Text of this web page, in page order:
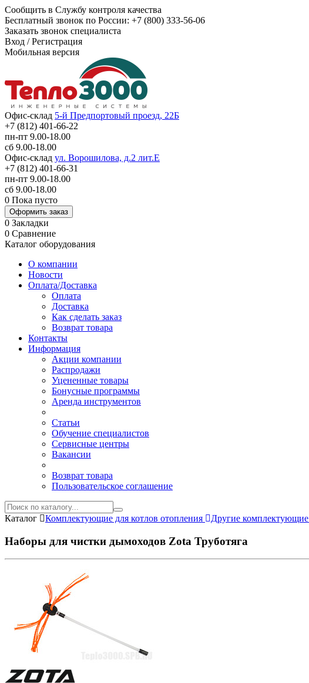
Сообщить в Службу контроля качества
Бесплатный звонок по России: +7 (800) 333-56-06
Заказать звонок специалиста
Вход /Регистрация
Мобильная версия
Офис-склад 5-й Предпортовый проезд, 22Б
+7 (812) 401-66-22
пн-пт 9.00-18.00
сб 9.00-18.00
Офис-склад ул. Ворошилова, д.2 лит.Е
+7 (812) 401-66-31
пн-пт 9.00-18.00
сб 9.00-18.00
0 Пока пусто
Оформить заказ
0 Закладки
0 Сравнение
Каталог оборудования
О компании
Новости
Оплата/Доставка
Оплата
Доставка
Как сделать заказ
Возврат товара
Контакты
Информация
Акции компании
Распродажи
Уцененные товары
Бонусные программы
Аренда инструментов
Статьи
Обучение специалистов
Сервисные центры
Вакансии
Возврат товара
Пользовательское соглашение
Каталог Комплектующие для котлов отопления Другие комплектующие
Наборы для чистки дымоходов Zota Труботяга